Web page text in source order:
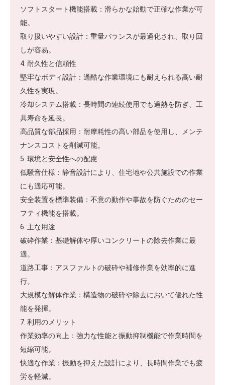
ソフトスタート機能搭載：滑らかな始動で正確な作業が可
能。
取り扱いやすい設計：重量バランスが最適化され、取り回
しが容易。
4. 耐久性と信頼性
堅牢なボディ設計：過酷な作業環境にも耐えられる高い耐
久性を実現。
冷却システム搭載：長時間の連続使用でも過熱を防ぎ、工
具寿命を延長。
高品質な部品採用：耐摩耗性の高い部品を使用し、メンテ
ナンスコストを削減可能。
5. 環境と安全性への配慮
低騒音仕様：静音設計により、住宅地や公共施設での作業
にも適応可能。
安全装置を標準装備：不意の動作や事故を防ぐためのセー
フティ機能を搭載。
6. 主な用途
破砕作業：基礎解体や厚いコンクリートの除去作業に最
適。
道路工事：アスファルトの破砕や補修作業を効率的に進
行。
大規模な解体作業：構造物の破砕や除去において優れた性
能を発揮。
7. 利用のメリット
作業効率の向上：強力な性能と振動抑制機能で作業時間を
短縮可能。
快適な作業：振動を抑えた設計により、長時間作業でも疲
労を軽減。